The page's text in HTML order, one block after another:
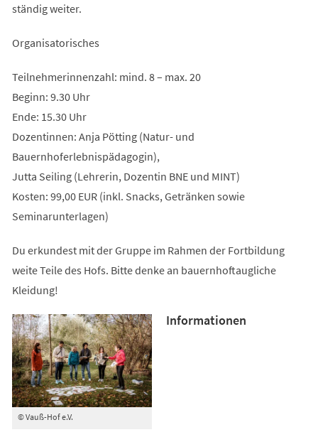
ständig weiter.
Organisatorisches
Teilnehmerinnenzahl: mind. 8 – max. 20
Beginn: 9.30 Uhr
Ende: 15.30 Uhr
Dozentinnen: Anja Pötting (Natur- und
Bauernhoferlebnispädagogin),
Jutta Seiling (Lehrerin, Dozentin BNE und MINT)
Kosten: 99,00 EUR (inkl. Snacks, Getränken sowie
Seminarunterlagen)
Du erkundest mit der Gruppe im Rahmen der Fortbildung
weite Teile des Hofs. Bitte denke an bauernhoftaugliche
Kleidung!
© Vauß-Hof e.V.
Informationen